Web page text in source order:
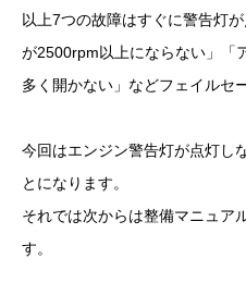
以上7つの故障はすぐに警告灯
が2500rpm以上にならない」「
多く開かない」などフェイルセ
今回はエンジン警告灯が点灯し
とになります。
それでは次からは整備マニュア
す。